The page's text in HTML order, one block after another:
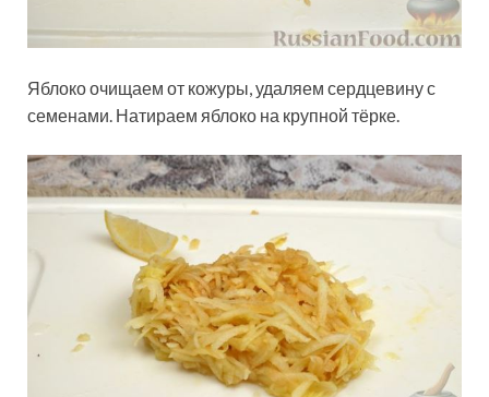
Яблоко очищаем от кожуры, удаляем сердцевину с
семенами. Натираем яблоко на крупной тёрке.